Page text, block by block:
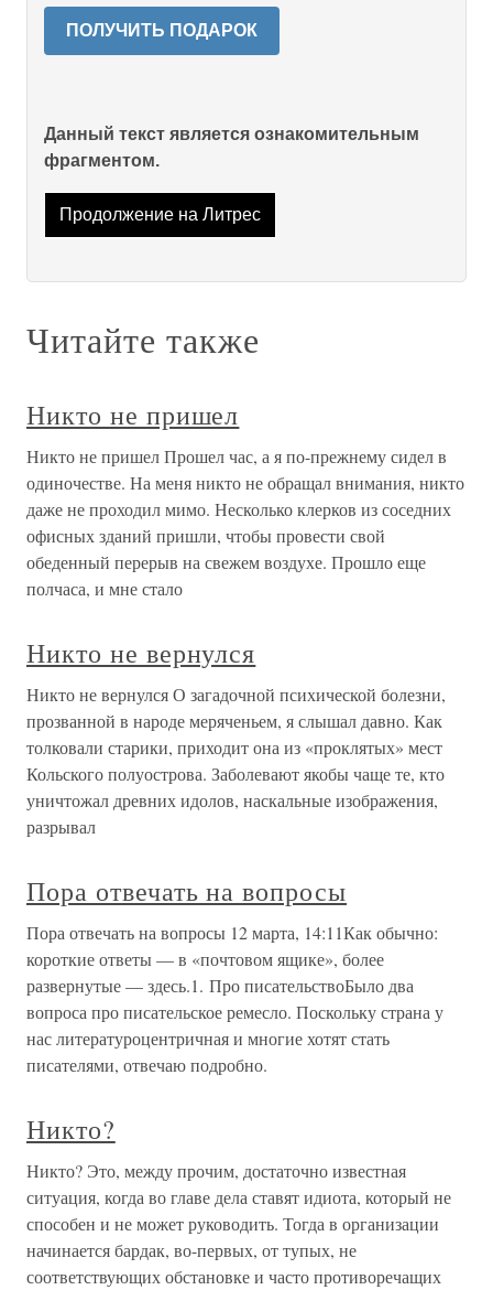
ПОЛУЧИТЬ ПОДАРОК
Данный текст является ознакомительным
фрагментом.
Продолжение на Литрес
Читайте также
Никто не пришел
Никто не пришел Прошел час, а я по-прежнему сидел в
одиночестве. На меня никто не обращал внимания, никто
даже не проходил мимо. Несколько клерков из соседних
офисных зданий пришли, чтобы провести свой
обеденный перерыв на свежем воздухе. Прошло еще
полчаса, и мне стало
Никто не вернулся
Никто не вернулся О загадочной психической болезни,
прозванной в народе меряченьем, я слышал давно. Как
толковали старики, приходит она из «проклятых» мест
Кольского полуострова. Заболевают якобы чаще те, кто
уничтожал древних идолов, наскальные изображения,
разрывал
Пора отвечать на вопросы
Пора отвечать на вопросы 12 марта, 14:11Как обычно:
короткие ответы — в «почтовом ящике», более
развернутые — здесь.1. Про писательствоБыло два
вопроса про писательское ремесло. Поскольку страна у
нас литературоцентричная и многие хотят стать
писателями, отвечаю подробно.
Никто?
Никто? Это, между прочим, достаточно известная
ситуация, когда во главе дела ставят идиота, который не
способен и не может руководить. Тогда в организации
начинается бардак, во-первых, от тупых, не
соответствующих обстановке и часто противоречащих